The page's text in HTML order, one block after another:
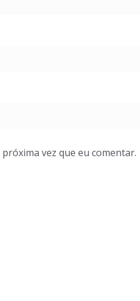
vez que eu comentar.